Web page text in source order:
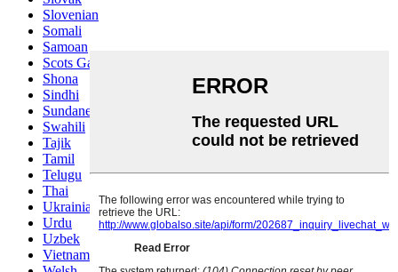
Slovenian
Somali
Samoan
Scots Gaelic
Shona
Sindhi
Sundanese
Swahili
Tajik
Tamil
Telugu
Thai
Ukrainian
Urdu
Uzbek
Vietnamese